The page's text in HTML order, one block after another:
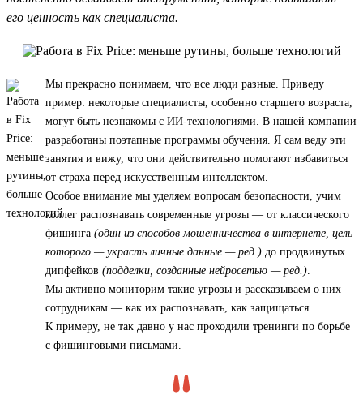
его ценность как специалиста.
Мы прекрасно понимаем, что все люди разные. Приведу
пример: некоторые специалисты, особенно старшего возраста,
могут быть незнакомы с ИИ-технологиями. В нашей компании
разработаны поэтапные программы обучения. Я сам веду эти
занятия и вижу, что они действительно помогают избавиться
от страха перед искусственным интеллектом.
Особое внимание мы уделяем вопросам безопасности, учим
коллег распознавать современные угрозы — от классического
фишинга (один из способов мошенничества в интернете, цель
которого — украсть личные данные — ред.) до продвинутых
дипфейков (подделки, созданные нейросетью — ред.)
Мы активно мониторим такие угрозы и рассказываем о них
сотрудникам — как их распознавать, как защищаться.
К примеру, не так давно у нас проходили тренинги по борьбе
с фишинговыми письмами.